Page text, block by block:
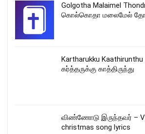
Golgotha Malaimel
கொல்கொதா மலைமேல்
Kartharukku Kaathirunthu
கர்த்தருக்கு காத்திருந்து
விண்ணோடு இருந்தவர் –
christmas song lyrics